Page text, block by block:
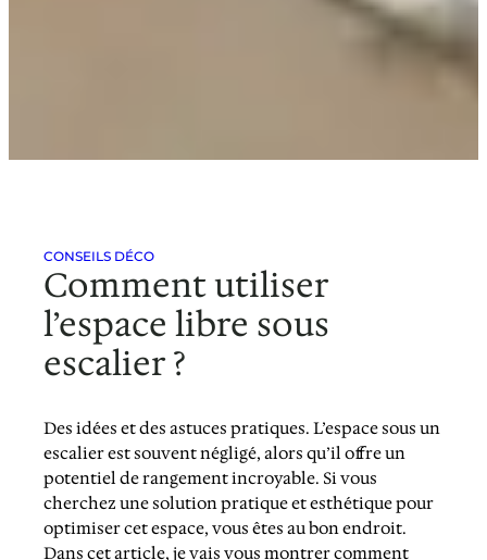
CONSEILS DÉCO
Comment utiliser
l’espace libre sous
escalier ?
Des idées et des astuces pratiques. L’espace sous un
escalier est souvent négligé, alors qu’il offre un
potentiel de rangement incroyable. Si vous
cherchez une solution pratique et esthétique pour
optimiser cet espace, vous êtes au bon endroit.
Dans cet article, je vais vous montrer comment